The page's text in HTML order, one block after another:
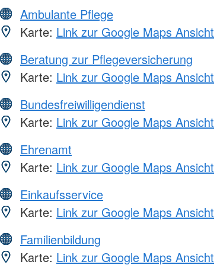
Ambulante Pflege
Karte: Link zur Google Maps Ansicht
Beratung zur Pflegeversicherung
Karte: Link zur Google Maps Ansicht
Bundesfreiwilligendienst
Karte: Link zur Google Maps Ansicht
Ehrenamt
Karte: Link zur Google Maps Ansicht
Einkaufsservice
Karte: Link zur Google Maps Ansicht
Familienbildung
Karte: Link zur Google Maps Ansicht